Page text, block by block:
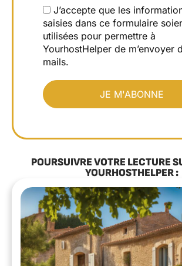
J’accepte que les
saisies dans ce formulaire
utilisées pour permettre à
YourhostHelper de m’envoyer
mails.
POURSUIVRE VOTRE LECTURE
YOURHOSTHELPER :